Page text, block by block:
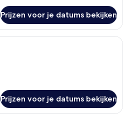
Prijzen voor je datums bekijken
Prijzen voor je datums bekijken